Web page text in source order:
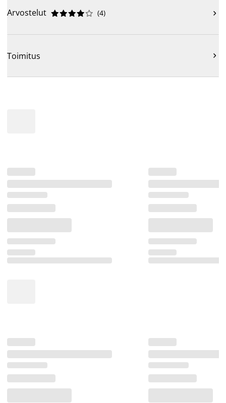
Arvostelut 




 (4) 
Toimitus 